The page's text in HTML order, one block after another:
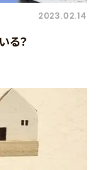
2023.02.14
る？